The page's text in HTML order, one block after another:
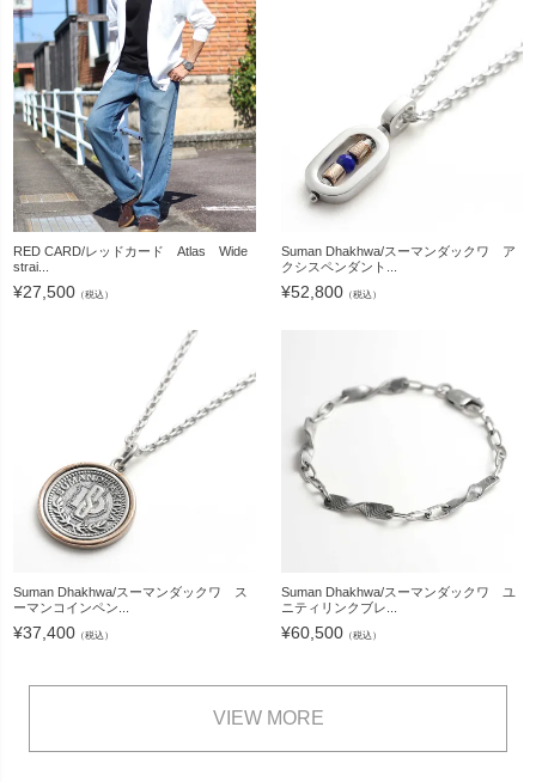
RED CARD/レッドカード Atlas Wide
strai...
¥27,500 （税込）
Suman Dhakhwa/スーマンダックワ ア
クシスペンダント...
¥52,800（税込）
Suman Dhakhwa/スーマンダックワ ス
ーマンコインペン...
¥37,400 （税込）
Suman Dhakhwa/スーマンダックワ ユ
ニティリンクブレ...
¥60,500（税込）
VIEW MORE